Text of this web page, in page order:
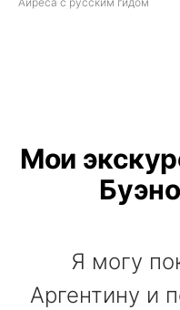
Мои
Я могу
Аргентину и